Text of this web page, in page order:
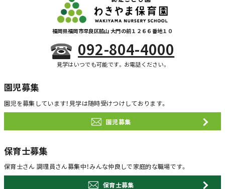
福岡県福岡市早良区脇山 大門の前１２６６番地１０
092-804-4000
見学はいつでも可能です。お電話ください。
園児募集
園児を募集しています！ 見学は随時受けつけしております。
園児募集
保育士募集
保育士さん 調理員さん募集中！みんな仲良しで家庭的な職場です。
保育士募集